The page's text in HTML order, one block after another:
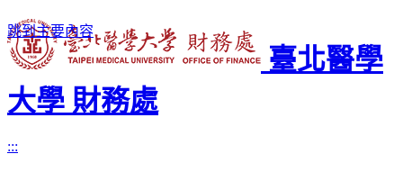
跳到主要內容
臺北醫學
大學 財務處
:::